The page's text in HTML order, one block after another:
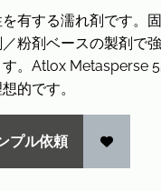
有する濡れ剤です。
粉剤ベースの製剤で
。Atlox Metasperse
的です。
プル依頼